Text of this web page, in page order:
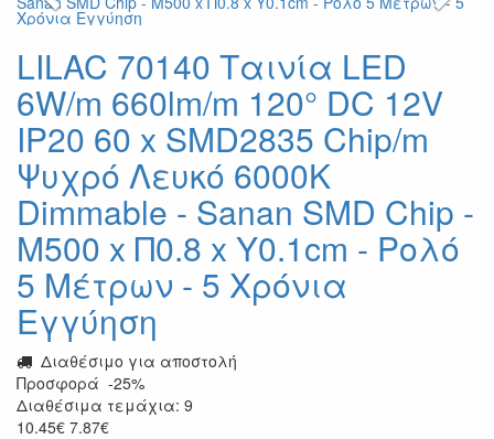
LILAC 70140 Ταινία LED
6W/m 660lm/m 120° DC 12V
IP20 60 x SMD2835 Chip/m
Ψυχρό Λευκό 6000K
Dimmable - Sanan SMD Chip -
Μ500 x Π0.8 x Υ0.1cm - Ρολό
5 Μέτρων - 5 Χρόνια
Εγγύηση
Διαθέσιμο για αποστολή
Προσφορά -25%
Διαθέσιμα τεμάχια: 9
10.45€ 7.87€